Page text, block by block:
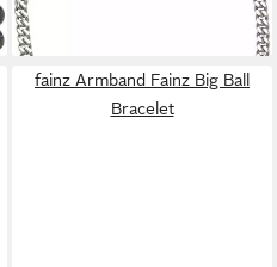
lieferbar - in 2-3 Werktagen bei dir
fainz Armband Fainz Big Ball
Bracelet